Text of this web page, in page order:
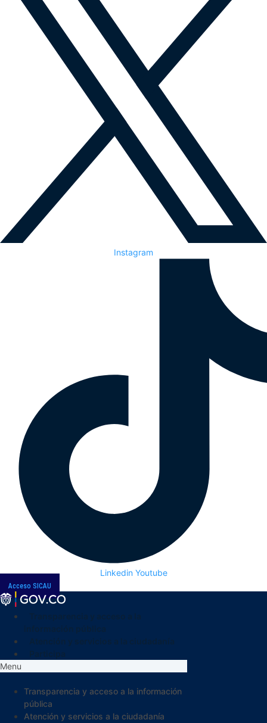
Instagram
Linkedin Youtube
Acceso SICAU
Menu
Transparencia y acceso a la información
pública
Atención y servicios a la ciudadanía